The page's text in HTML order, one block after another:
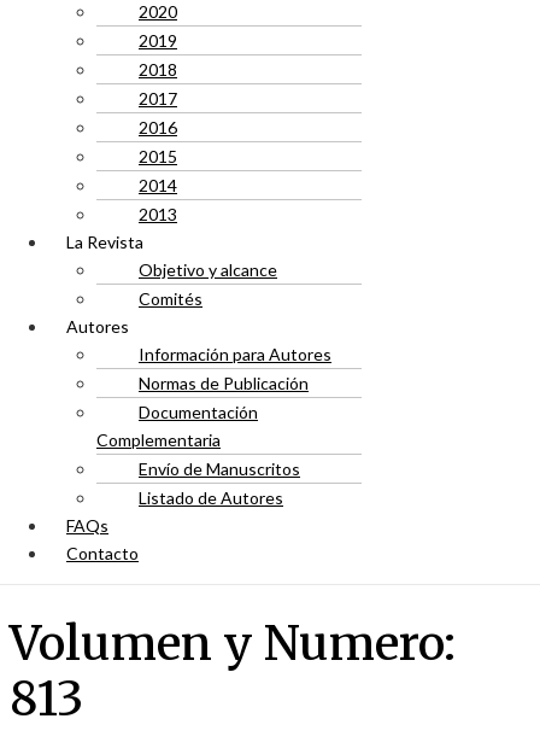
2020
2019
2018
2017
2016
2015
2014
2013
La Revista
Objetivo y alcance
Comités
Autores
Información para Autores
Normas de Publicación
Documentación
Complementaria
Envío de Manuscritos
Listado de Autores
FAQs
Contacto
Volumen y Numero:
813